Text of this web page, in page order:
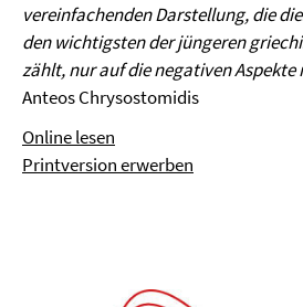
vereinfachenden Darstellung, die
den wichtigsten der jüngeren
zählt, nur auf die negativen Aspekte
Anteos Chrysostomidis
Online lesen
Printversion erwerben